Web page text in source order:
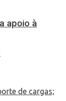
apoio à